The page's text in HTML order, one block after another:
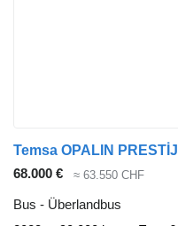
Temsa OPALIN PRESTİJ
68.000 €
≈ 63.550 CHF
Bus - Überlandbus